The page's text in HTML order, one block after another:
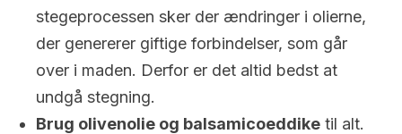
stegeprocessen sker der ændringer i olierne,
der genererer giftige forbindelser, som går
over i maden. Derfor er det altid bedst at
undgå stegning.
Brug olivenolie og balsamicoeddike til alt.